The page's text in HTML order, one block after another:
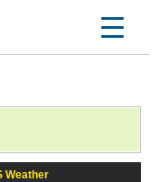
Weather